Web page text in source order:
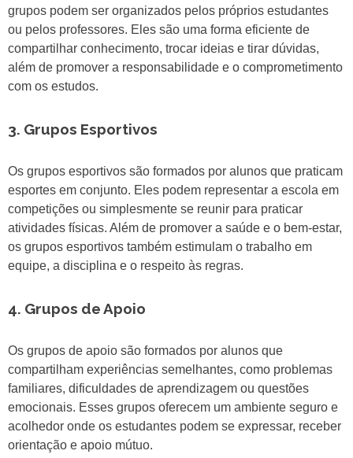
grupos podem ser organizados pelos próprios estudantes
ou pelos professores. Eles são uma forma eficiente de
compartilhar conhecimento, trocar ideias e tirar dúvidas,
além de promover a responsabilidade e o comprometimento
com os estudos.
3. Grupos Esportivos
Os grupos esportivos são formados por alunos que praticam
esportes em conjunto. Eles podem representar a escola em
competições ou simplesmente se reunir para praticar
atividades físicas. Além de promover a saúde e o bem-estar,
os grupos esportivos também estimulam o trabalho em
equipe, a disciplina e o respeito às regras.
4. Grupos de Apoio
Os grupos de apoio são formados por alunos que
compartilham experiências semelhantes, como problemas
familiares, dificuldades de aprendizagem ou questões
emocionais. Esses grupos oferecem um ambiente seguro e
acolhedor onde os estudantes podem se expressar, receber
orientação e apoio mútuo.